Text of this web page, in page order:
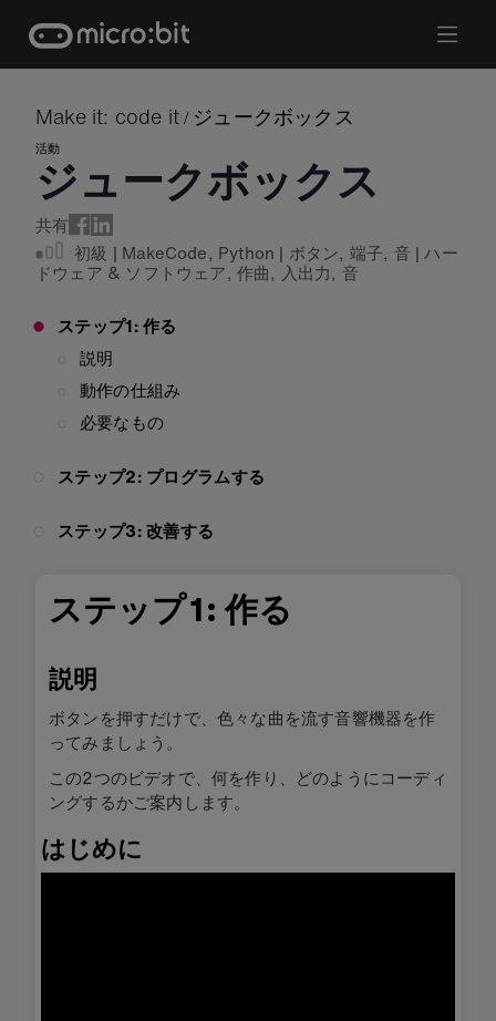
content
Make it: code it / ジュークボックス
活動
ジュークボックス
共有
初級 | MakeCode, Python | ボタン, 端子, 音 |ハー
ドウェア & ソフトウェア,作曲, 入出力, 音
ステップ1: 作る
説明
動作の仕組み
必要なもの
ステップ2: プログラムする
ステップ3: 改善する
ステップ1: 作る
説明
ボタンを押すだけで、色々な曲を流す音響機器を作
ってみましょう。
この2つのビデオで、何を作り、どのようにコーディ
ングするかご案内します。
はじめに